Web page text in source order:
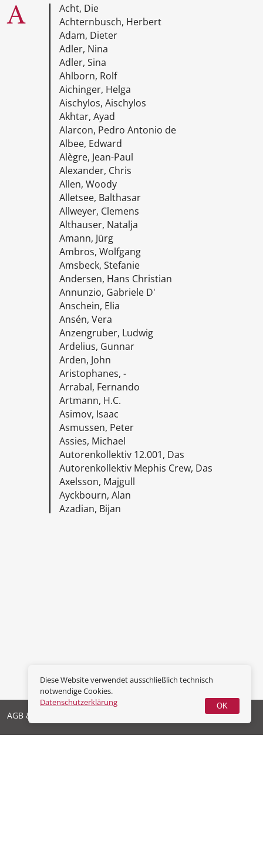
A
Acht, Die
Achternbusch, Herbert
Adam, Dieter
Adler, Nina
Adler, Sina
Ahlborn, Rolf
Aichinger, Helga
Aischylos, Aischylos
Akhtar, Ayad
Alarcon, Pedro Antonio de
Albee, Edward
Alègre, Jean-Paul
Alexander, Chris
Allen, Woody
Alletsee, Balthasar
Allweyer, Clemens
Althauser, Natalja
Amann, Jürg
Ambros, Wolfgang
Amsbeck, Stefanie
Andersen, Hans Christian
Annunzio, Gabriele D'
Anschein, Elia
Ansén, Vera
Anzengruber, Ludwig
Ardelius, Gunnar
Arden, John
Aristophanes, -
Arrabal, Fernando
Artmann, H.C.
Asimov, Isaac
Asmussen, Peter
Assies, Michael
Autorenkollektiv 12.001, Das
Autorenkollektiv Mephis Crew, Das
Axelsson, Majgull
Ayckbourn, Alan
Azadian, Bijan
AGB & Widerrufsrecht
Diese Website verwendet ausschließlich technisch
notwendige Cookies.
Datenschutzerklärung
OK